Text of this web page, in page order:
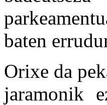
baten
Orixe da
jaramonik